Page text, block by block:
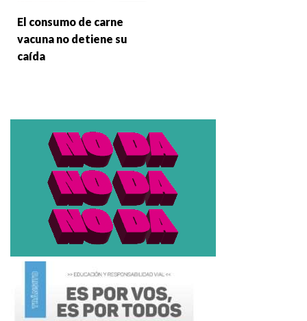
El consumo de carne
vacuna no detiene su
caída